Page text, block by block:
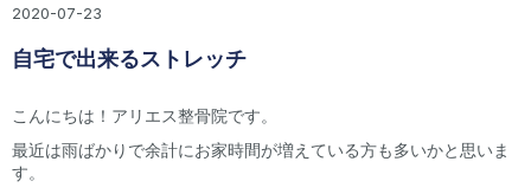
2020-07-23
自宅で出来るストレッチ
こんにちは！アリエス整骨院です。
最近は雨ばかりで余計にお家時間が増えている方も多いかと思いま
す。